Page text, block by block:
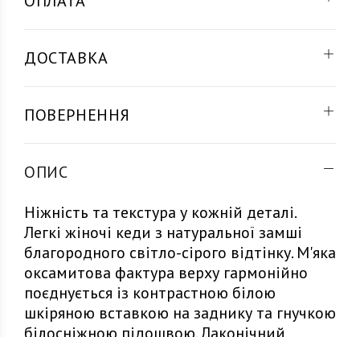
ДОСТАВКА
ПОВЕРНЕННЯ
ОПИС
Ніжність та текстура у кожній деталі.
Легкі жіночі кеди з натуральної замші
благородного світло-сірого відтінку. М'яка
оксамитова фактура верху гармонійно
поєднується із контрастною білою
шкіряною вставкою на заднику та гнучкою